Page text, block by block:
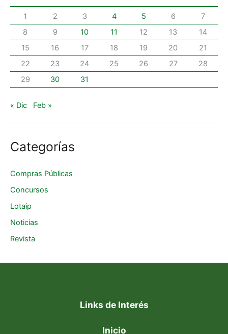
1 2 3 4 5 6
7
8
9 10 11 12 13
14
15
16 17 18 19 20
21
22
23 24 25 26 27
28
29
30 31
« Dic Feb »
Categorías
Compras Públicas
Concursos
Lotaip
Noticias
Revista
Links de Interés
Inicio